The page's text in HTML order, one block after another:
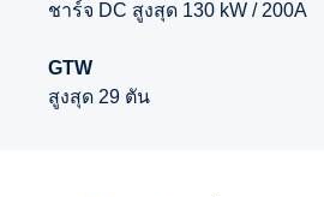
ชาร์จ DC สูงสุด 130 kW / 200A
GTW
สูงสุด 29 ตัน